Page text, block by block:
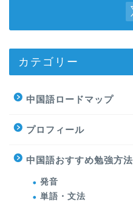
カテゴリー
中国語ロードマップ
プロフィール
中国語おすすめ勉強方法
発音
単語・文法